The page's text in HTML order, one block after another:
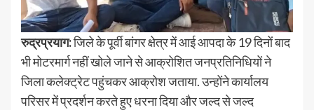
रुद्रप्रयाग:जिले के पूर्वी बांगर क्षेत्र में आई आपदा के 19 दिनों बाद
भी मोटरमार्ग नहीं खोले जाने से आक्रोशित जनप्रतिनिधियों ने
जिला कलेक्ट्रेट पहुंचकर आक्रोश जताया. उन्होंने कार्यालय
परिसर में प्रदर्शन करते हुए धरना दिया और जल्द से जल्द